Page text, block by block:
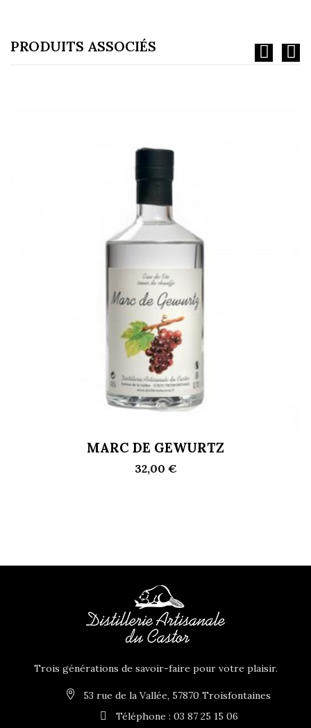
PRODUITS ASSOCIÉS
MARC DE GEWURTZ
32,00 €
Trois générations de savoir-faire pour votre plaisir.
53 rue de la Vallée, 57870 Troisfontaines
Téléphone : 03 87 25 15 06